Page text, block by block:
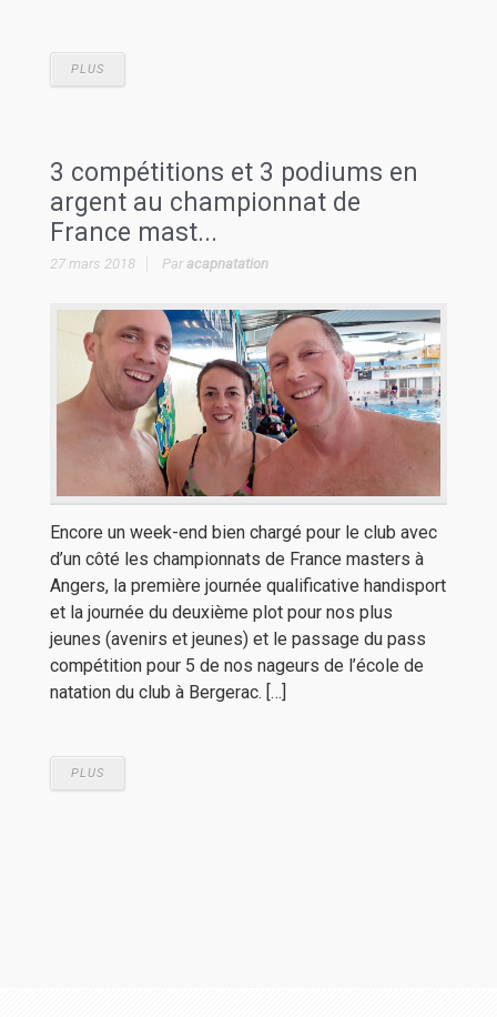
PLUS
3 compétitions et 3 podiums en
argent au championnat de
France mast...
27 mars 2018 Paracapnatation
Encore un week-end bien chargé pour le club avec
d’un côté les championnats de France masters à
Angers, la première journée qualificative handisport
et la journée du deuxième plot pour nos plus
jeunes (avenirs et jeunes) et le passage du pass
compétition pour 5 de nos nageurs de l’école de
natation du club à Bergerac. […]
PLUS